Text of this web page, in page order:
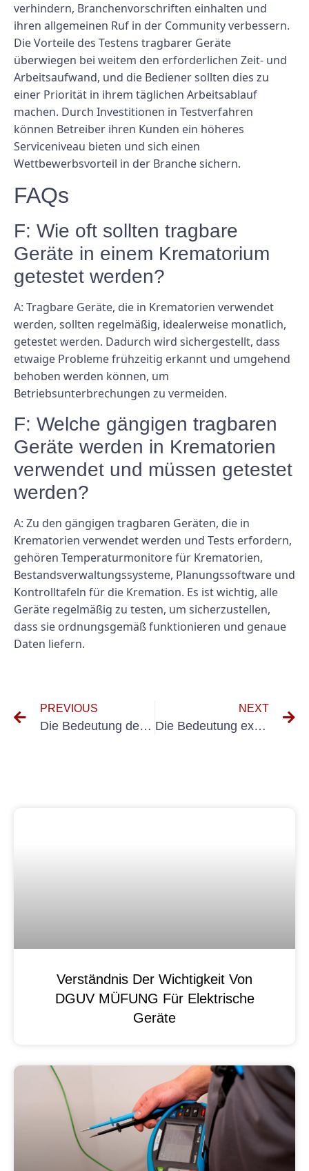
verhindern, Branchenvorschriften einhalten und
ihren allgemeinen Ruf in der Community verbessern.
Die Vorteile des Testens tragbarer Geräte
überwiegen bei weitem den erforderlichen Zeit- und
Arbeitsaufwand, und die Bediener sollten dies zu
einer Priorität in ihrem täglichen Arbeitsablauf
machen. Durch Investitionen in Testverfahren
können Betreiber ihren Kunden ein höheres
Serviceniveau bieten und sich einen
Wettbewerbsvorteil in der Branche sichern.
FAQs
F: Wie oft sollten tragbare
Geräte in einem Krematorium
getestet werden?
A: Tragbare Geräte, die in Krematorien verwendet
werden, sollten regelmäßig, idealerweise monatlich,
getestet werden. Dadurch wird sichergestellt, dass
etwaige Probleme frühzeitig erkannt und umgehend
behoben werden können, um
Betriebsunterbrechungen zu vermeiden.
F: Welche gängigen tragbaren
Geräte werden in Krematorien
verwendet und müssen getestet
werden?
A: Zu den gängigen tragbaren Geräten, die in
Krematorien verwendet werden und Tests erfordern,
gehören Temperaturmonitore für Krematorien,
Bestandsverwaltungssysteme, Planungssoftware und
Kontrolltafeln für die Kremation. Es ist wichtig, alle
Geräte regelmäßig zu testen, um sicherzustellen,
dass sie ordnungsgemäß funktionieren und genaue
Daten liefern.
PREVIOUS
Die Bedeutung der Elektroprüfung für Krematoriumsbetreiber: Gewährleistung von Sicherheit und Compliance
NEXT
Die Bedeutung externer VEFK für Krematoriumsbetreiber: Gewährleistung der elektrischen Sicherheit
Verständnis Der Wichtigkeit Von
DGUV MÜFUNG Für Elektrische
Geräte